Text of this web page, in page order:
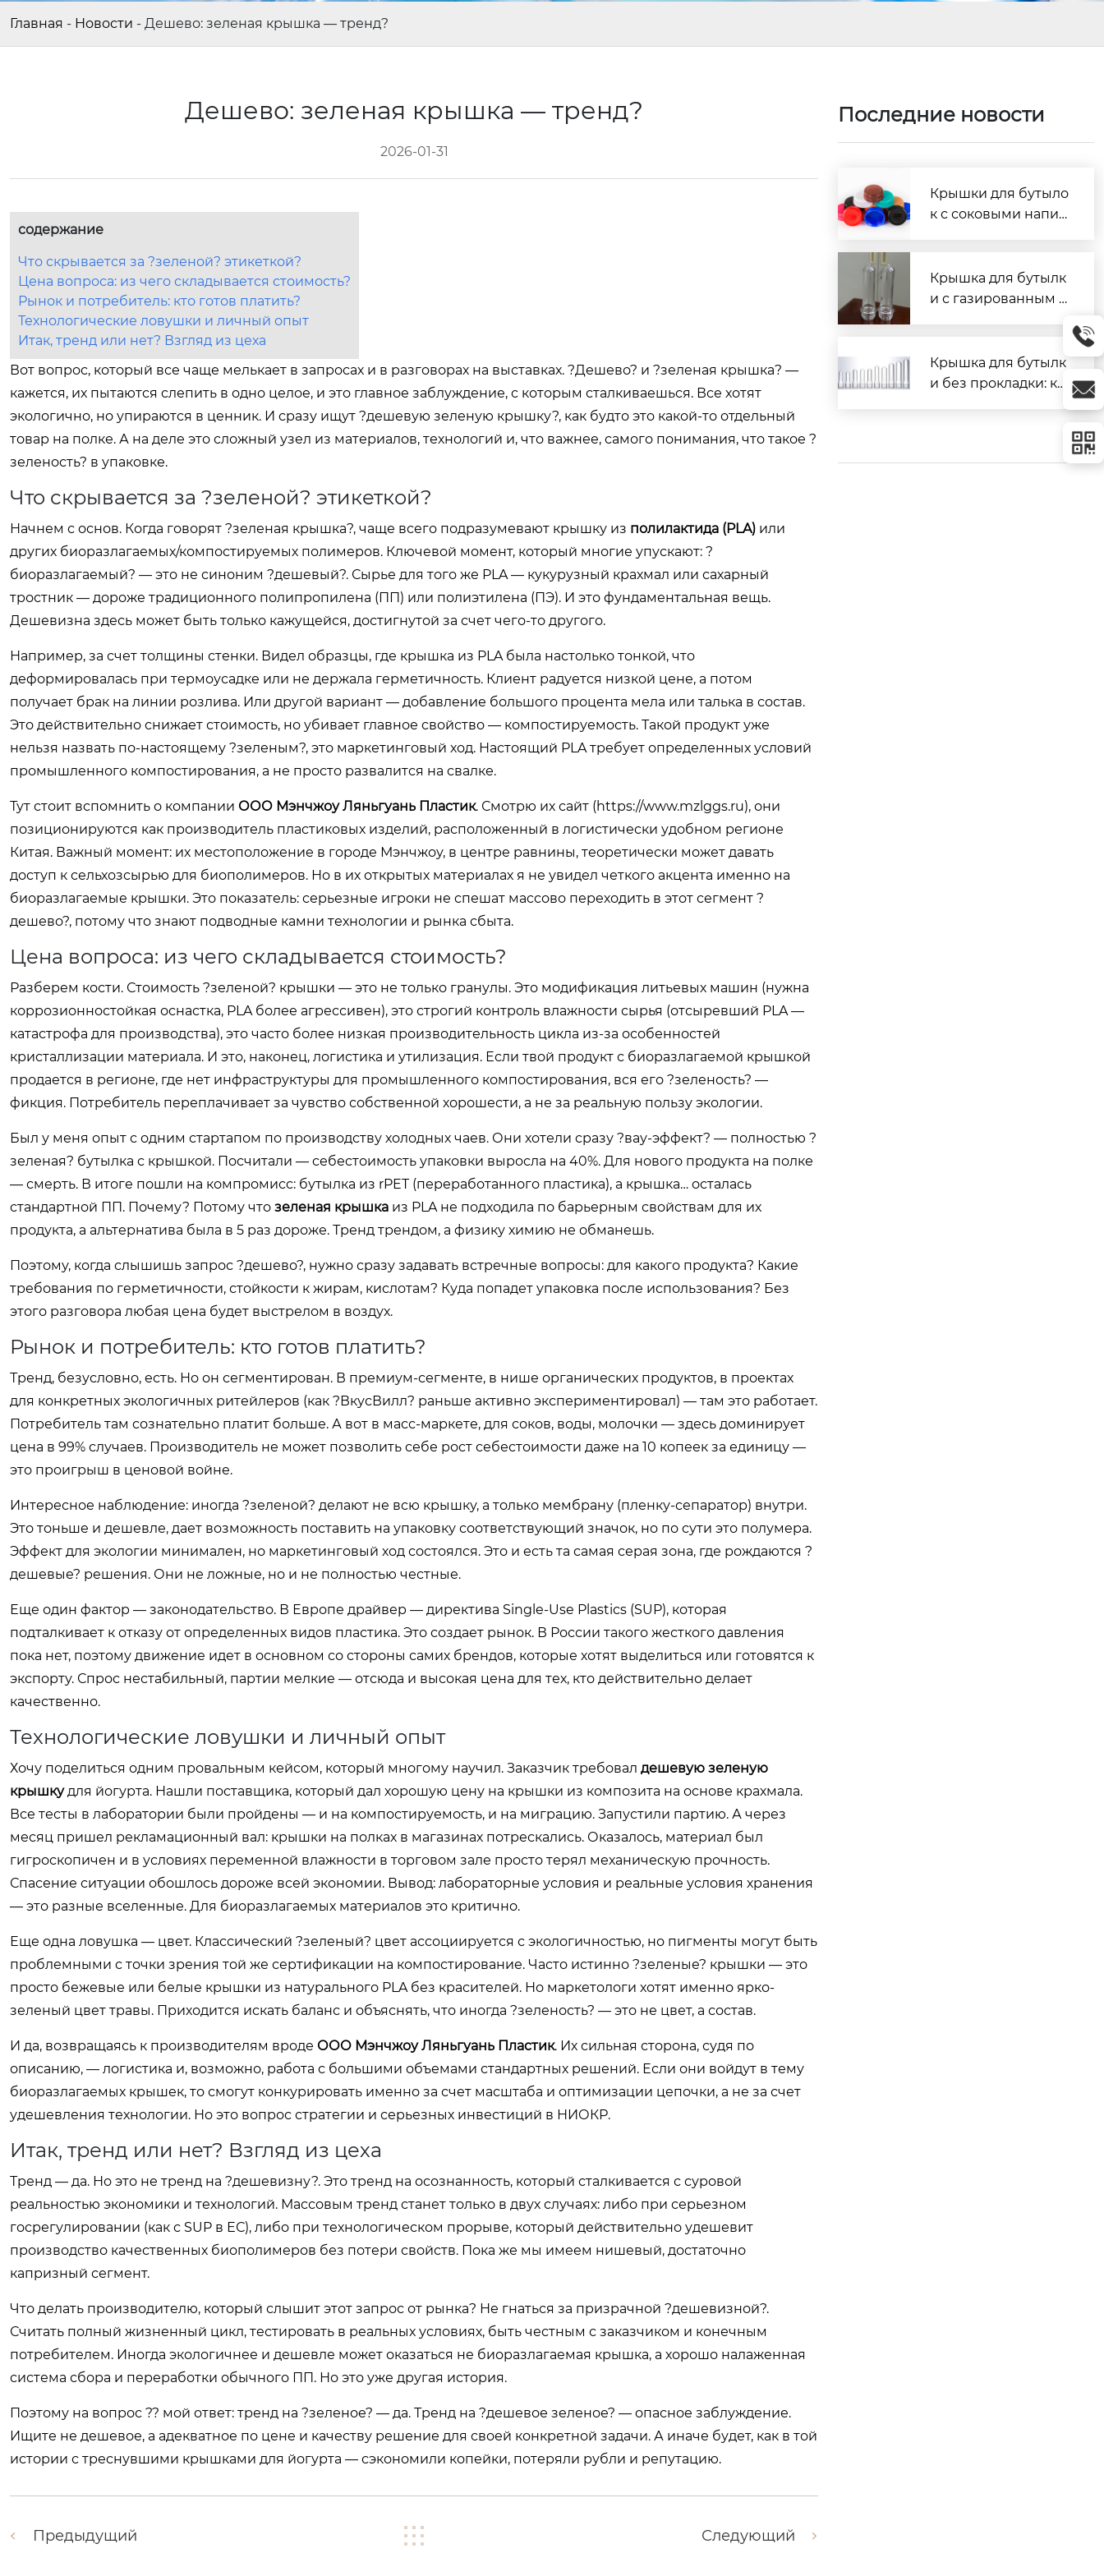
Главная - Новости - Дешево: зеленая крышка — тренд?
Дешево: зеленая крышка — тренд?
2026-01-31
содержание
Что скрывается за ?зеленой? этикеткой?
Цена вопроса: из чего складывается стоимость?
Рынок и потребитель: кто готов платить?
Технологические ловушки и личный опыт
Итак, тренд или нет? Взгляд из цеха
Вот вопрос, который все чаще мелькает в запросах и в разговорах на выставках. ?Дешево? и ?зеленая крышка? —
кажется, их пытаются слепить в одно целое, и это главное заблуждение, с которым сталкиваешься. Все хотят
экологично, но упираются в ценник. И сразу ищут ?дешевую зеленую крышку?, как будто это какой-то отдельный
товар на полке. А на деле это сложный узел из материалов, технологий и, что важнее, самого понимания, что такое ?
зеленость? в упаковке.
Что скрывается за ?зеленой? этикеткой?
Начнем с основ. Когда говорят ?зеленая крышка?, чаще всего подразумевают крышку из полилактида (PLA) или
других биоразлагаемых/компостируемых полимеров. Ключевой момент, который многие упускают: ?
биоразлагаемый? — это не синоним ?дешевый?. Сырье для того же PLA — кукурузный крахмал или сахарный
тростник — дороже традиционного полипропилена (ПП) или полиэтилена (ПЭ). И это фундаментальная вещь.
Дешевизна здесь может быть только кажущейся, достигнутой за счет чего-то другого.
Например, за счет толщины стенки. Видел образцы, где крышка из PLA была настолько тонкой, что
деформировалась при термоусадке или не держала герметичность. Клиент радуется низкой цене, а потом
получает брак на линии розлива. Или другой вариант — добавление большого процента мела или талька в состав.
Это действительно снижает стоимость, но убивает главное свойство — компостируемость. Такой продукт уже
нельзя назвать по-настоящему ?зеленым?, это маркетинговый ход. Настоящий PLA требует определенных условий
промышленного компостирования, а не просто развалится на свалке.
Тут стоит вспомнить о компании ООО Мэнчжоу Ляньгуань Пластик. Смотрю их сайт (https://www.mzlggs.ru), они
позиционируются как производитель пластиковых изделий, расположенный в логистически удобном регионе
Китая. Важный момент: их местоположение в городе Мэнчжоу, в центре равнины, теоретически может давать
доступ к сельхозсырью для биополимеров. Но в их открытых материалах я не увидел четкого акцента именно на
биоразлагаемые крышки. Это показатель: серьезные игроки не спешат массово переходить в этот сегмент ?
дешево?, потому что знают подводные камни технологии и рынка сбыта.
Цена вопроса: из чего складывается стоимость?
Разберем кости. Стоимость ?зеленой? крышки — это не только гранулы. Это модификация литьевых машин (нужна
коррозионностойкая оснастка, PLA более агрессивен), это строгий контроль влажности сырья (отсыревший PLA —
катастрофа для производства), это часто более низкая производительность цикла из-за особенностей
кристаллизации материала. И это, наконец, логистика и утилизация. Если твой продукт с биоразлагаемой крышкой
продается в регионе, где нет инфраструктуры для промышленного компостирования, вся его ?зеленость? —
фикция. Потребитель переплачивает за чувство собственной хорошести, а не за реальную пользу экологии.
Был у меня опыт с одним стартапом по производству холодных чаев. Они хотели сразу ?вау-эффект? — полностью ?
зеленая? бутылка с крышкой. Посчитали — себестоимость упаковки выросла на 40%. Для нового продукта на полке
— смерть. В итоге пошли на компромисс: бутылка из rPET (переработанного пластика), а крышка… осталась
стандартной ПП. Почему? Потому что зеленая крышка из PLA не подходила по барьерным свойствам для их
продукта, а альтернатива была в 5 раз дороже. Тренд трендом, а физику химию не обманешь.
Поэтому, когда слышишь запрос ?дешево?, нужно сразу задавать встречные вопросы: для какого продукта? Какие
требования по герметичности, стойкости к жирам, кислотам? Куда попадет упаковка после использования? Без
этого разговора любая цена будет выстрелом в воздух.
Рынок и потребитель: кто готов платить?
Тренд, безусловно, есть. Но он сегментирован. В премиум-сегменте, в нише органических продуктов, в проектах
для конкретных экологичных ритейлеров (как ?ВкусВилл? раньше активно экспериментировал) — там это работает.
Потребитель там сознательно платит больше. А вот в масс-маркете, для соков, воды, молочки — здесь доминирует
цена в 99% случаев. Производитель не может позволить себе рост себестоимости даже на 10 копеек за единицу —
это проигрыш в ценовой войне.
Интересное наблюдение: иногда ?зеленой? делают не всю крышку, а только мембрану (пленку-сепаратор) внутри.
Это тоньше и дешевле, дает возможность поставить на упаковку соответствующий значок, но по сути это полумера.
Эффект для экологии минимален, но маркетинговый ход состоялся. Это и есть та самая серая зона, где рождаются ?
дешевые? решения. Они не ложные, но и не полностью честные.
Еще один фактор — законодательство. В Европе драйвер — директива Single-Use Plastics (SUP), которая
подталкивает к отказу от определенных видов пластика. Это создает рынок. В России такого жесткого давления
пока нет, поэтому движение идет в основном со стороны самих брендов, которые хотят выделиться или готовятся к
экспорту. Спрос нестабильный, партии мелкие — отсюда и высокая цена для тех, кто действительно делает
качественно.
Технологические ловушки и личный опыт
Хочу поделиться одним провальным кейсом, который многому научил. Заказчик требовал дешевую зеленую
крышкудля йогурта. Нашли поставщика, который дал хорошую цену на крышки из композита на основе крахмала.
Все тесты в лаборатории были пройдены — и на компостируемость, и на миграцию. Запустили партию. А через
месяц пришел рекламационный вал: крышки на полках в магазинах потрескались. Оказалось, материал был
гигроскопичен и в условиях переменной влажности в торговом зале просто терял механическую прочность.
Спасение ситуации обошлось дороже всей экономии. Вывод: лабораторные условия и реальные условия хранения
— это разные вселенные. Для биоразлагаемых материалов это критично.
Еще одна ловушка — цвет. Классический ?зеленый? цвет ассоциируется с экологичностью, но пигменты могут быть
проблемными с точки зрения той же сертификации на компостирование. Часто истинно ?зеленые? крышки — это
просто бежевые или белые крышки из натурального PLA без красителей. Но маркетологи хотят именно ярко-
зеленый цвет травы. Приходится искать баланс и объяснять, что иногда ?зеленость? — это не цвет, а состав.
И да, возвращаясь к производителям вроде ООО Мэнчжоу Ляньгуань Пластик. Их сильная сторона, судя по
описанию, — логистика и, возможно, работа с большими объемами стандартных решений. Если они войдут в тему
биоразлагаемых крышек, то смогут конкурировать именно за счет масштаба и оптимизации цепочки, а не за счет
удешевления технологии. Но это вопрос стратегии и серьезных инвестиций в НИОКР.
Итак, тренд или нет? Взгляд из цеха
Тренд — да. Но это не тренд на ?дешевизну?. Это тренд на осознанность, который сталкивается с суровой
реальностью экономики и технологий. Массовым тренд станет только в двух случаях: либо при серьезном
госрегулировании (как с SUP в ЕС), либо при технологическом прорыве, который действительно удешевит
производство качественных биополимеров без потери свойств. Пока же мы имеем нишевый, достаточно
капризный сегмент.
Что делать производителю, который слышит этот запрос от рынка? Не гнаться за призрачной ?дешевизной?.
Считать полный жизненный цикл, тестировать в реальных условиях, быть честным с заказчиком и конечным
потребителем. Иногда экологичнее и дешевле может оказаться не биоразлагаемая крышка, а хорошо налаженная
система сбора и переработки обычного ПП. Но это уже другая история.
Поэтому на вопрос ?? мой ответ: тренд на ?зеленое? — да. Тренд на ?дешевое зеленое? — опасное заблуждение.
Ищите не дешевое, а адекватное по цене и качеству решение для своей конкретной задачи. А иначе будет, как в той
истории с треснувшими крышками для йогурта — сэкономили копейки, потеряли рубли и репутацию.
Предыдущий Следующий
Последние новости
Крышки для бутыло
к с соковыми напит
Крышка для бутылк
и с газированным н
Крышка для бутылк
и без прокладки: ку